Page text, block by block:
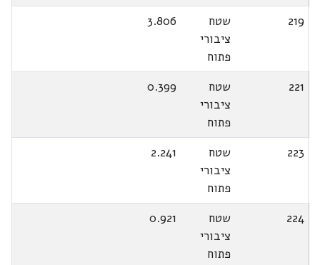
219
שטח
ציבורי
פתוח
3.806
221
שטח
ציבורי
פתוח
0.399
223
שטח
ציבורי
פתוח
2.241
224
שטח
ציבורי
פתוח
0.921